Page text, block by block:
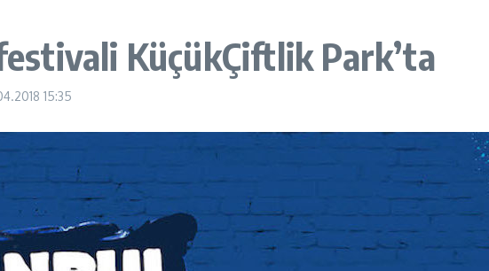
festivali KüçükÇiftlik Park’ta
15:35